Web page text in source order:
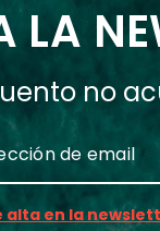
LA
no
alta en la